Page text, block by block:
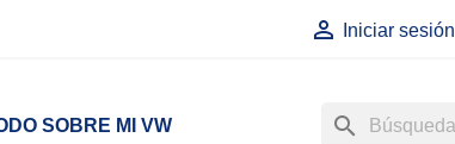
 Iniciar sesión
SOBRE MI VW search